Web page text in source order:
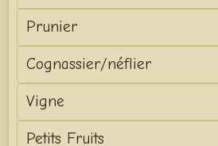
Prunier
Cognassier/néflier
Vigne
Petits Fruits